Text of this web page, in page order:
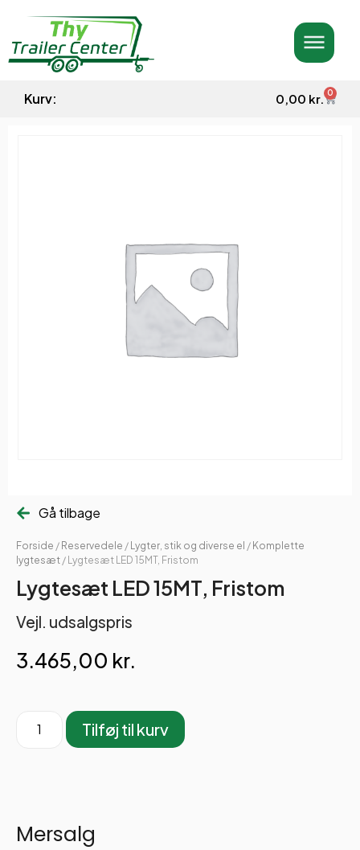
Kurv: 0,00 kr. 0
Gå tilbage
Forside / Reservedele / Lygter, stik og diverse el / Komplette
lygtesæt / Lygtesæt LED 15MT, Fristom
Lygtesæt LED 15MT, Fristom
Vejl. udsalgspris
3.465,00 kr.
Tilføj til kurv
Mersalg